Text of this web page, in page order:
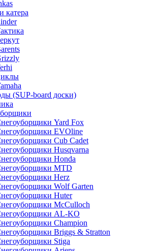
катера
(SUP-board доски)
Yard Fox
EVOline
Cub Cadet
Husqvarna
Honda
MTD
Herz
Wolf Garten
Huter
McCulloch
AL-KO
Champion
Briggs & Stratton
Stiga